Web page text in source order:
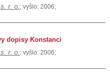
r. o. ; vyšlo: 2006;
dopisy Konstanci
r. o. ; vyšlo: 2006;